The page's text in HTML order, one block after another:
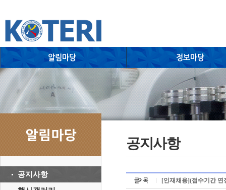
공지사항
공지사항
[인재채용](접수기간